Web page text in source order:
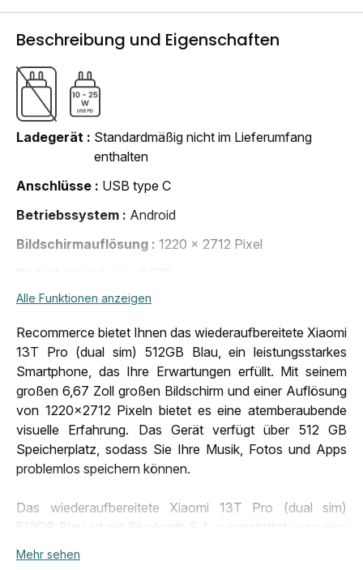
Beschreibung und Eigenschaften
Ladegerät
Standardmäßig nicht im Lieferumfang
enthalten
Anschlüsse
USB type C
Betriebssystem
Android
Bildschirmauflösung
1220 x 2712 Pixel
Bluetooth
Bluetooth 5.4
Entsperrsystem
Pin-Code, Fingerabdrücke,
Gesichtserkennung
Entsperrung
Alle Anbieter
Erscheinungsdatum
26.09.2023, 00:00:00
Erscheinungsjahr
2023
Gewicht
206 g
Kamera
50 megapixel
Konnektivität
Alle Funktionen anzeigen
Recommerce bietet Ihnen das wiederaufbereitete Xiaomi
13T Pro (dual sim) 512GB Blau, ein leistungsstarkes
Smartphone, das Ihre Erwartungen erfüllt. Mit seinem
großen 6,67 Zoll großen Bildschirm und einer Auflösung
von 1220x2712 Pixeln bietet es eine atemberaubende
visuelle Erfahrung. Das Gerät verfügt über 512 GB
Speicherplatz, sodass Sie Ihre Musik, Fotos und Apps
problemlos speichern können.
Das wiederaufbereitete Xiaomi 13T Pro (dual sim)
512GB Blau ist mit Bluetooth 5.4 ausgestattet, was eine
stabile und schnelle Verbindung zu anderen Geräten
ermöglicht. Es unterstützt auch NFC, was das Bezahlen
Mehr sehen